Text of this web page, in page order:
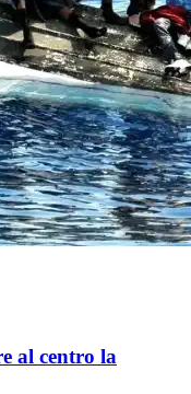
al centro la